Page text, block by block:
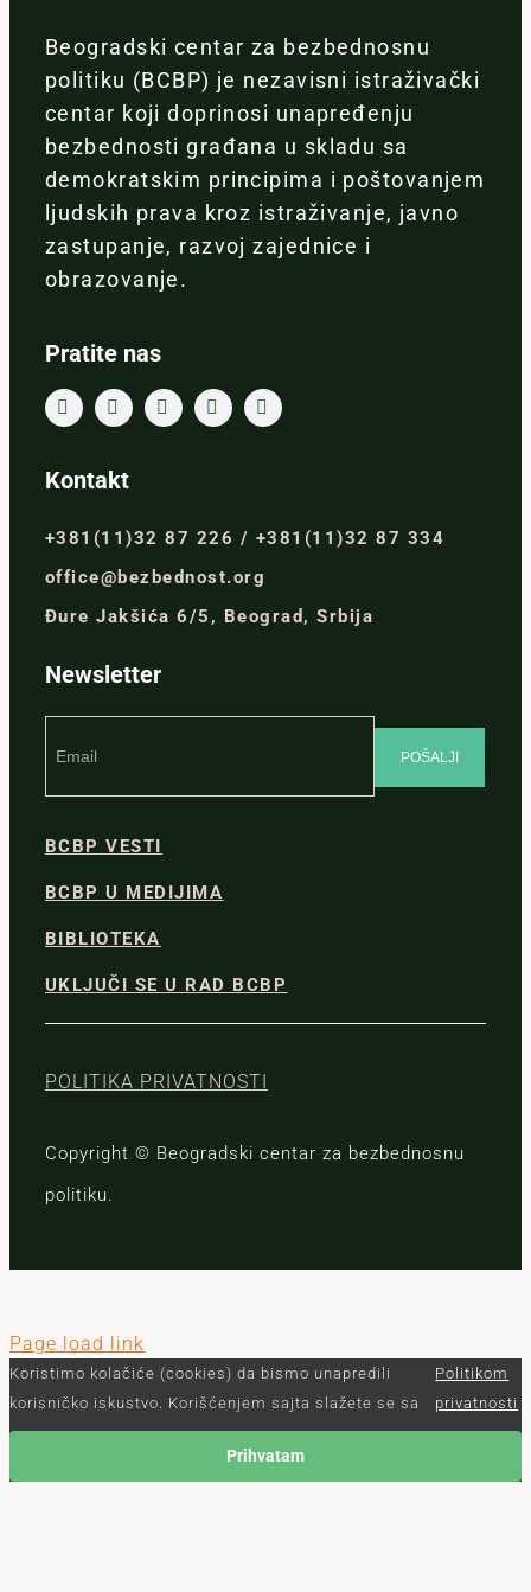
Beogradski centar za bezbednosnu
politiku (BCBP) je nezavisni istraživački
centar koji doprinosi unapređenju
bezbednosti građana u skladu sa
demokratskim principima i poštovanjem
ljudskih prava kroz istraživanje, javno
zastupanje, razvoj zajednice i
obrazovanje.
Pratite nas
Kontakt
+381(11)32 87 226 / +381(11)32 87 334
office@bezbednost.org
Đure Jakšića 6/5, Beograd, Srbija
Newsletter
BCBP VESTI
BCBP U MEDIJIMA
BIBLIOTEKA
UKLJUČI SE U RAD BCBP
POLITIKA PRIVATNOSTI
Copyright © Beogradski centar za bezbednosnu
politiku.
Page load link
Koristimo kolačiće (cookies) da bismo unapredili
korisničko iskustvo. Korišćenjem sajta slažete se sa
Politikom
privatnosti
Prihvatam